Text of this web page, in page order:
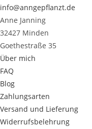
info@anngepflanzt.de
Anne Janning
32427 Minden
Goethestraße 35
Über mich
FAQ
Blog
Zahlungsarten
Versand und Lieferung
Widerrufsbelehrung